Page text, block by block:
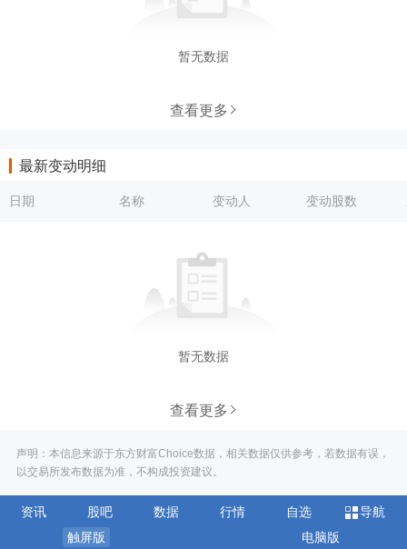
暂无数据
查看更多
最新变动明细
日期 名称 变动人 变动股数
暂无数据
查看更多
声明：本信息来源于东方财富Choice数据，相关数据仅供参考，若数据有误，
以交易所发布数据为准，不构成投资建议。
资讯 股吧 数据 行情 自选
导航
触屏版
电脑版